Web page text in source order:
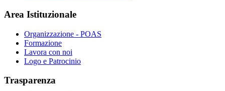
Area Istituzionale
Organizzazione - POAS
Formazione
Lavora con noi
Logo e Patrocinio
Trasparenza